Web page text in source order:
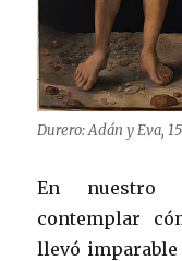
Durero: Adán y Eva,
En nuestro
contemplar
llevó